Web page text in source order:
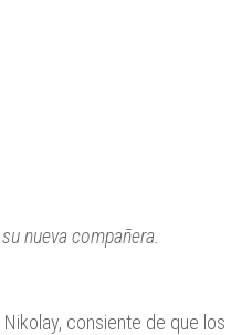
nueva compañera.
consiente de que los